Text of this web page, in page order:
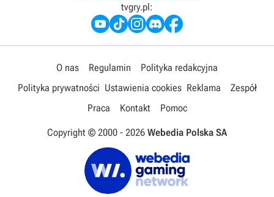
tvgry.pl:
O nas Regulamin
Polityka redakcyjna
Polityka prywatności Ustawienia cookies Reklama
Zespół
Praca
Kontakt Pomoc
Copyright © 2000 - 2026 Webedia Polska SA